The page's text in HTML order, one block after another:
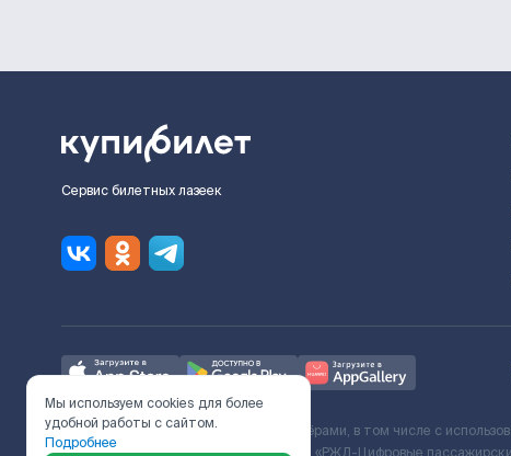
Сервис билетных лазеек
Ж/Д билеты предоставляются партнёрами, в том числе с
Мы используем cookies для более
удобной работы с сайтом.
Подробнее